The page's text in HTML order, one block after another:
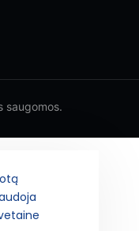
saugomos.